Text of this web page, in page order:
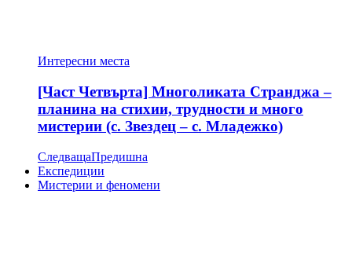
Интересни места
[Част Четвърта] Многоликата Странджа –
планина на стихии, трудности и много
мистерии (с. Звездец – с. Младежко)
СледващаПредишна
Експедиции
Мистерии и феномени